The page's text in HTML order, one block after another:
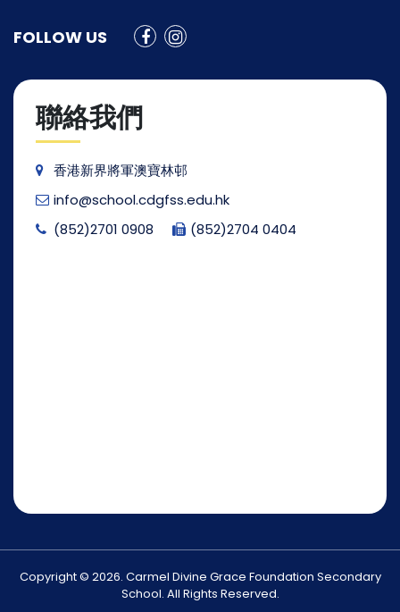
FOLLOW US
聯絡我們
香港新界將軍澳寶林邨
info@school.cdgfss.edu.hk
(852)2701 0908
(852)2704 0404
Copyright © 2026. Carmel Divine Grace Foundation Secondary
School. All Rights Reserved.